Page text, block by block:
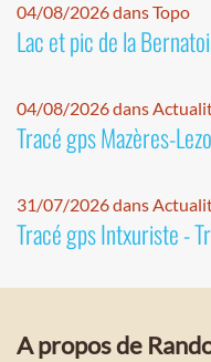
04/08/2026 dans Topo
Lac et pic de la
04/08/2026 dans
Tracé gps Mazères-
31/07/2026 dans
Tracé gps Intxuriste -
A propos de